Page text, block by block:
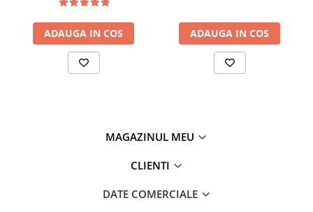
ADAUGA IN COS ADAUGA IN COS
MAGAZINUL MEU
CLIENTI
DATE COMERCIALE